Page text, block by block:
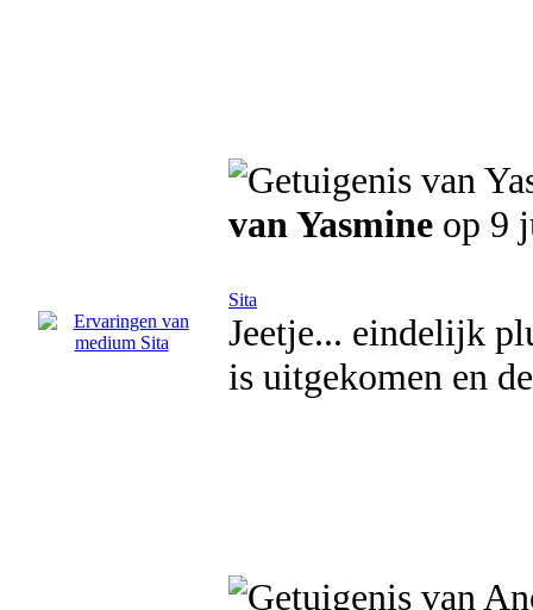
van Yasmine op 9
Sita
Jeetje... eindelijk
is uitgekomen en